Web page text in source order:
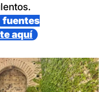
fuentes
aquí